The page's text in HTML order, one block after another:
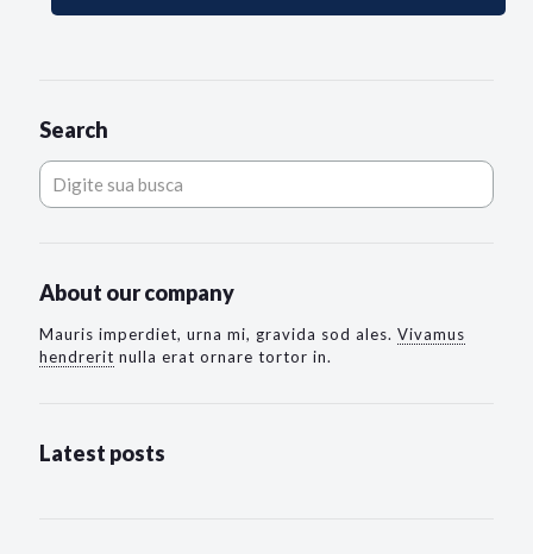
Search
About our company
Mauris imperdiet, urna mi, gravida sod ales. Vivamus
hendrerit nulla erat ornare tortor in.
Latest posts